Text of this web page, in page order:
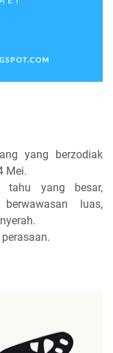
yang berzodiak
Mei.
tahu yang besar,
luas,